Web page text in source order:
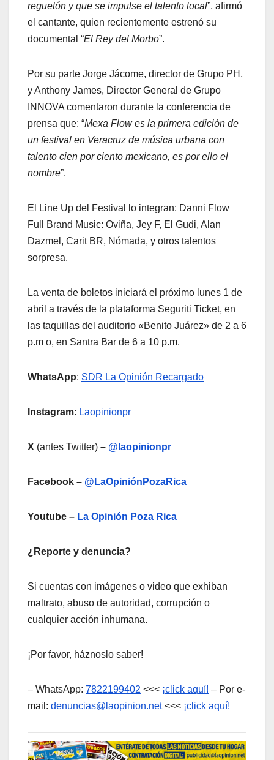
reguetón y que se impulse el talento local”, afirmó
el cantante, quien recientemente estrenó su
documental “El Rey del Morbo”.
Por su parte Jorge Jácome, director de Grupo PH,
y Anthony James, Director General de Grupo
INNOVA comentaron durante la conferencia de
prensa que: “Mexa Flow es la primera edición de
un festival en Veracruz de música urbana con
talento cien por ciento mexicano, es por ello el
nombre”.
El Line Up del Festival lo integran: Danni Flow
Full Brand Music: Oviña, Jey F, El Gudi, Alan
Dazmel, Carit BR, Nómada, y otros talentos
sorpresa.
La venta de boletos iniciará el próximo lunes 1 de
abril a través de la plataforma Seguriti Ticket, en
las taquillas del auditorio «Benito Juárez» de 2 a 6
p.m o, en Santra Bar de 6 a 10 p.m.
WhatsApp: SDR La Opinión Recargado
Instagram: Laopinionpr
X (antes Twitter) – @laopinionpr
Facebook – @LaOpiniónPozaRica
Youtube – La Opinión Poza Rica
¿Reporte y denuncia?
Si cuentas con imágenes o video que exhiban
maltrato, abuso de autoridad, corrupción o
cualquier acción inhumana.
¡Por favor, háznoslo saber!
– WhatsApp: 7822199402 <<< ¡click aquí! – Por e-
mail: denuncias@laopinion.net<<< ¡click aquí!